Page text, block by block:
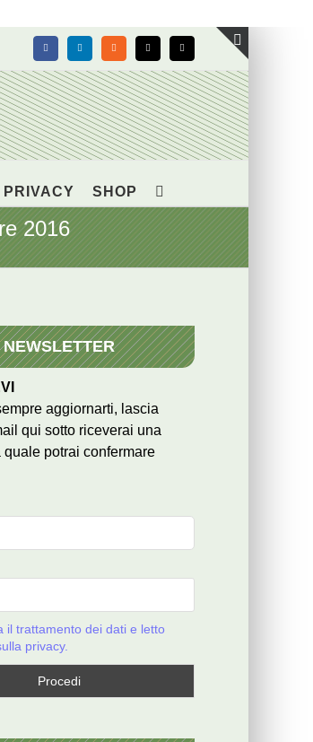
FacebookLinkedIn Rss X Email
PRIVACY SHOP
2016
NEWSLETTER
aggiornarti, lascia
qui sotto riceverai una
potrai confermare
il trattamento dei dati e letto
privacy.
Toggle
area
barra
scorrevole